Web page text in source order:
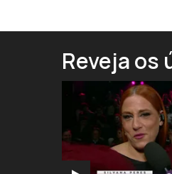
Reveja os